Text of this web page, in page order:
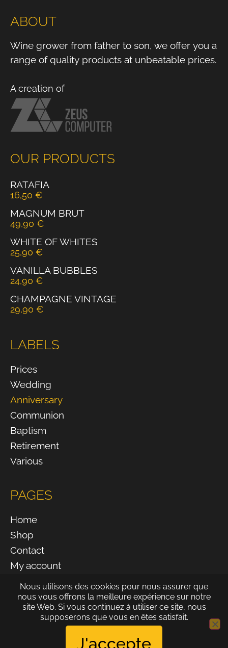
ABOUT
Wine grower from father to son, we offer you a
range of quality products at unbeatable prices.
A creation of
OUR PRODUCTS
RATAFIA
16,50 €
MAGNUM BRUT
49,90 €
WHITE OF WHITES
25,90 €
VANILLA BUBBLES
24,90 €
CHAMPAGNE VINTAGE
29,90 €
LABELS
Prices
Wedding
Anniversary
Communion
Baptism
Retirement
Various
PAGES
Home
Shop
Contact
My account
INFORMATION
All prices on the website are inclusive of VAT.
Nous utilisons des cookies pour nous assurer que
nous vous offrons la meilleure expérience sur notre
site Web. Si vous continuez à utiliser ce site, nous
supposerons que vous en êtes satisfait.
J'accepte